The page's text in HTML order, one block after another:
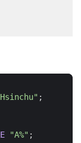
;
"A%" ;